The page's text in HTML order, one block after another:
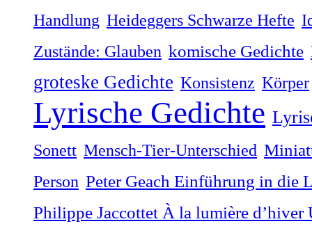
Handlung Heideggers Schwarze Hefte
Zustände: Glauben komische Gedichte
groteske Gedichte Konsistenz Körper
Lyrische Gedichte
Sonett Mensch-Tier-Unterschied
Person Peter Geach Einführung in die
Philippe Jaccottet À la lumière dʼhiver